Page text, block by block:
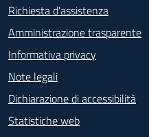
Richiesta d'assistenza
Amministrazione trasparente
Informativa privacy
Note legali
Dichiarazione di accessibilità
Statistiche web